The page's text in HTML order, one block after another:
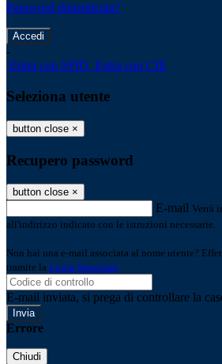
Password dimenticata?
-
Entra con SPID Entra con CIE
Seleziona utente
button close ×
Recupero password
button close ×
E-mail Verrà
all'indirizzo indicato con le istruzioni necessarie.
Non hai una e-mail associata al nome utente?
tramite la Login Spaggiari
E-mail inviata, si prega di controllare la
Errore
Chiudi